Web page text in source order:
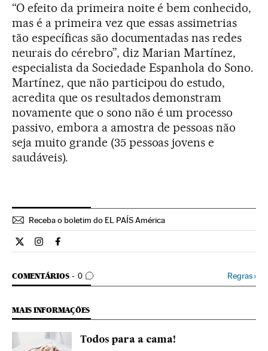
“O efeito da primeira noite é bem conhecido,
mas é a primeira vez que essas assimetrias
tão específicas são documentadas nas redes
neurais do cérebro”, diz Marian Martínez,
especialista da Sociedade Espanhola do Sono.
Martínez, que não participou do estudo,
acredita que os resultados demonstram
novamente que o sono não é um processo
passivo, embora a amostra de pessoas não
seja muito grande (35 pessoas jovens e
saudáveis).
Receba o boletim do EL PAÍS América
Ciencia El País Brasil en Twitter
Ciencia El País Brasil en Instagram
Ciencia El País Brasil en Facebook
COMENTÁRIOS 0
COMENTÁRIOS Regras›
MAIS INFORMAÇÕES
Todos para a cama!